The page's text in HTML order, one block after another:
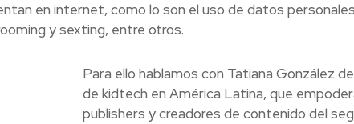
en internet, como lo son el uso de datos
y sexting, entre otros.
Para ello hablamos con Tatiana González de
de kidtech en América Latina, que
publishers y creadores de contenido del